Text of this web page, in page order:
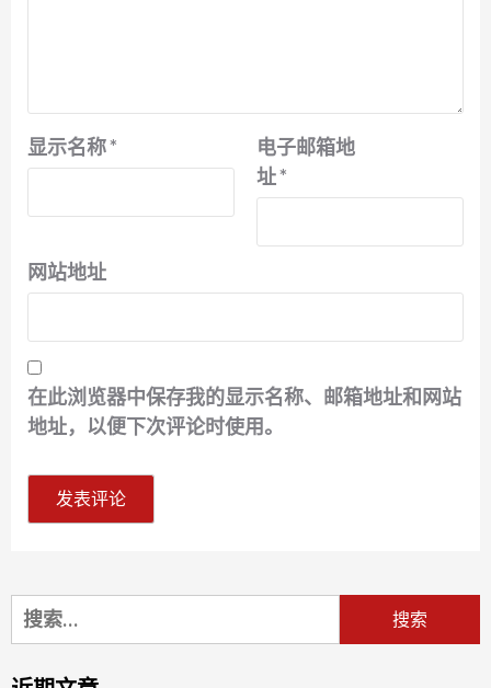
显示名称*
电子邮箱地
址*
网站地址
在此浏览器中保存我的显示名称、邮箱地址和网站
地址，以便下次评论时使用。
搜
索：